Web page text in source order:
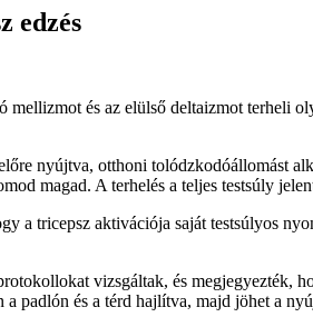
edzés
és az elülső deltaizmot terheli
nyújtva, otthoni tolódzkodóállomást
magad. A terhelés a teljes testsúly
a tricepsz aktivációja saját testsúlyos
vizsgáltak, és megjegyezték,
padlón és a térd hajlítva, majd jöhet a